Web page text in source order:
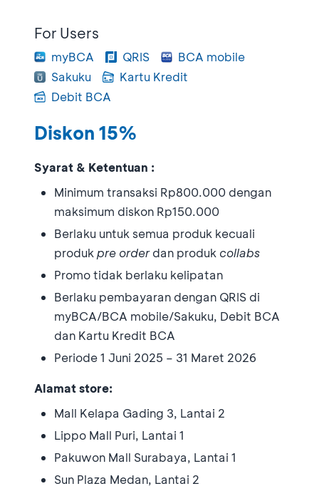
For Users
myBCA QRIS
BCA mobile
Sakuku
Kartu Kredit
Debit BCA
Diskon 15%
Syarat & Ketentuan :
Minimum transaksi Rp800.000 dengan
maksimum diskon Rp150.000
Berlaku untuk semua produk kecuali
produk pre orderdan produk collabs
Promo tidak berlaku kelipatan
Berlaku pembayaran dengan QRIS di
myBCA/BCA mobile/Sakuku, Debit BCA
dan Kartu Kredit BCA
Periode 1 Juni 2025 – 31 Maret 2026
Alamat store:
Mall Kelapa Gading 3, Lantai 2
Lippo Mall Puri, Lantai 1
Pakuwon Mall Surabaya, Lantai 1
Sun Plaza Medan, Lantai 2